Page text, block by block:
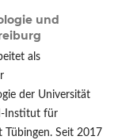
und
als
der Universität
Institut für
Tübingen. Seit 2017